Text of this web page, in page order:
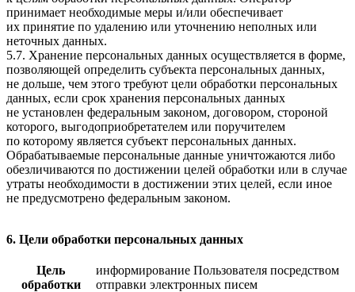
принимает необходимые меры и/или обеспечивает
их принятие по удалению или уточнению неполных или
неточных данных.
5.7. Хранение персональных данных осуществляется в форме,
позволяющей определить субъекта персональных данных,
не дольше, чем этого требуют цели обработки персональных
данных, если срок хранения персональных данных
не установлен федеральным законом, договором, стороной
которого, выгодоприобретателем или поручителем
по которому является субъект персональных данных.
Обрабатываемые персональные данные уничтожаются либо
обезличиваются по достижении целей обработки или в случае
утраты необходимости в достижении этих целей, если иное
не предусмотрено федеральным законом.
6. Цели обработки персональных данных
Цель
обработки
информирование Пользователя посредством
отправки электронных писем